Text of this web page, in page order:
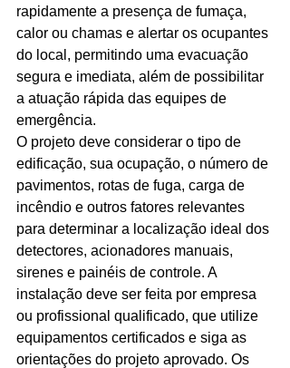
WhatsApp de 8h as 12h
Siga nosso facebook
E também nosso instagram
rapidamente a presença de fumaça,
calor ou chamas e alertar os ocupantes
do local, permitindo uma evacuação
segura e imediata, além de possibilitar
a atuação rápida das equipes de
emergência.
O projeto deve considerar o tipo de
edificação, sua ocupação, o número de
pavimentos, rotas de fuga, carga de
incêndio e outros fatores relevantes
para determinar a localização ideal dos
detectores, acionadores manuais,
sirenes e painéis de controle. A
instalação deve ser feita por empresa
ou profissional qualificado, que utilize
equipamentos certificados e siga as
orientações do projeto aprovado. Os